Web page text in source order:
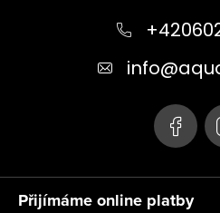
Přijímáme online platby
info@